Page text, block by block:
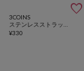

3COINS
¥330